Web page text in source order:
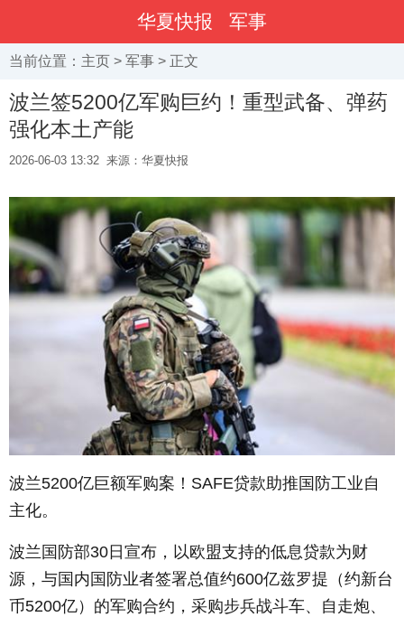
华夏快报 军事
当前位置： 主页 > 军事 > 正文
波兰签5200亿军购巨约！重型武备、弹药
强化本土产能
2026-06-03 13:32 来源：华夏快报
波兰5200亿巨额军购案！ SAFE贷款助推国防工业自
主化。
波兰国防部30 日宣布，以欧盟支持的低息贷款为财
源，与国内国防业者签署总值约600亿兹罗提（约新台
币5200亿）的军购合约，采购步兵战斗车、自走炮、